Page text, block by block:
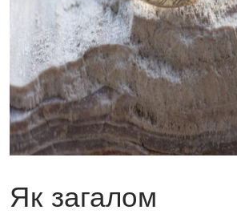
Як загалом